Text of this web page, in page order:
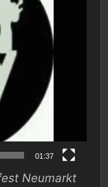
01:37
Neumarkt